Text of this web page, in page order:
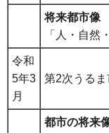
将来都市像
「人・自然
令和
5年3
月
第2次うる
都市の将来